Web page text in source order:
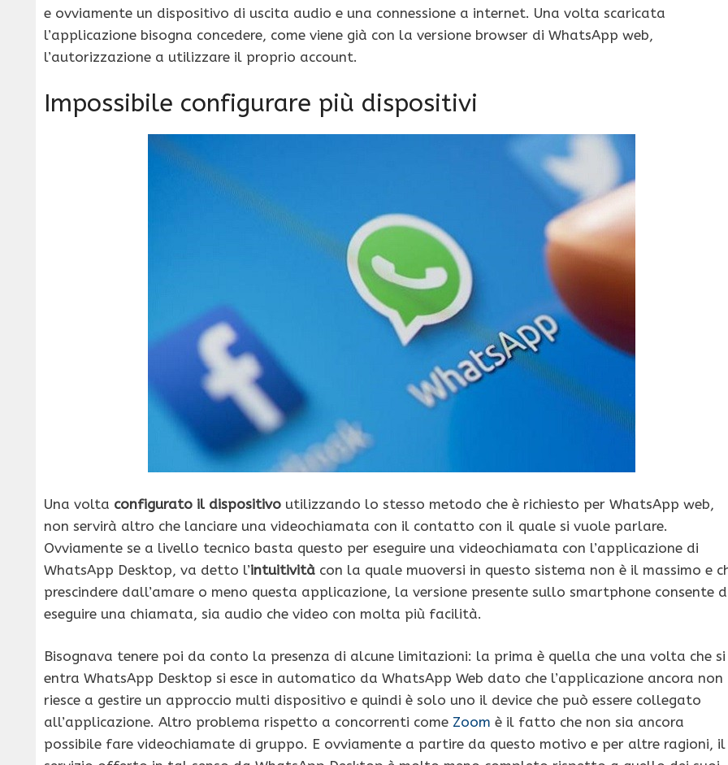
e ovviamente un dispositivo di uscita audio e una connessione a internet. Una volta scaricata
l’applicazione bisogna concedere, come viene già con la versione browser di WhatsApp web,
l’autorizzazione a utilizzare il proprio account.
Impossibile configurare più dispositivi
Una volta configurato il dispositivo utilizzando lo stesso metodo che è richiesto per WhatsApp web,
non servirà altro che lanciare una videochiamata con il contatto con il quale si vuole parlare.
Ovviamente se a livello tecnico basta questo per eseguire una videochiamata con l’applicazione di
WhatsApp Desktop, va detto l’intuitività con la quale muoversi in questo sistema non è il massimo e
prescindere dall’amare o meno questa applicazione, la versione presente sullo smartphone consente
eseguire una chiamata, sia audio che video con molta più facilità.
Bisognava tenere poi da conto la presenza di alcune limitazioni: la prima è quella che una volta che si
entra WhatsApp Desktop si esce in automatico da WhatsApp Web dato che l’applicazione ancora non
riesce a gestire un approccio multi dispositivo e quindi è solo uno il device che può essere collegato
all’applicazione. Altro problema rispetto a concorrenti come Zoom è il fatto che non sia ancora
possibile fare videochiamate di gruppo. E ovviamente a partire da questo motivo e per altre ragioni, il